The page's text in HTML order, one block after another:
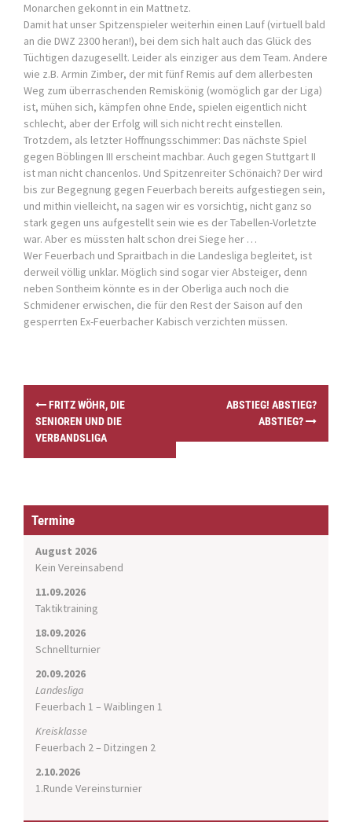
Monarchen gekonnt in ein Mattnetz.
Damit hat unser Spitzenspieler weiterhin einen Lauf (virtuell bald
an die DWZ 2300 heran!), bei dem sich halt auch das Glück des
Tüchtigen dazugesellt. Leider als einziger aus dem Team. Andere
wie z.B. Armin Zimber, der mit fünf Remis auf dem allerbesten
Weg zum überraschenden Remiskönig (womöglich gar der Liga)
ist, mühen sich, kämpfen ohne Ende, spielen eigentlich nicht
schlecht, aber der Erfolg will sich nicht recht einstellen.
Trotzdem, als letzter Hoffnungsschimmer: Das nächste Spiel
gegen Böblingen III erscheint machbar. Auch gegen Stuttgart II
ist man nicht chancenlos. Und Spitzenreiter Schönaich? Der wird
bis zur Begegnung gegen Feuerbach bereits aufgestiegen sein,
und mithin vielleicht, na sagen wir es vorsichtig, nicht ganz so
stark gegen uns aufgestellt sein wie es der Tabellen-Vorletzte
war. Aber es müssten halt schon drei Siege her …
Wer Feuerbach und Spraitbach in die Landesliga begleitet, ist
derweil völlig unklar. Möglich sind sogar vier Absteiger, denn
neben Sontheim könnte es in der Oberliga auch noch die
Schmidener erwischen, die für den Rest der Saison auf den
gesperrten Ex-Feuerbacher Kabisch verzichten müssen.
n
g
FRITZ WÖHR, DIE
SENIOREN UND DIE
VERBANDSLIGA
ABSTIEG! ABSTIEG?
ABSTIEG?
Termine
August 2026
Kein Vereinsabend
11.09.2026
Taktiktraining
18.09.2026
Schnellturnier
20.09.2026
Landesliga
Feuerbach 1 – Waiblingen 1
Kreisklasse
Feuerbach 2 – Ditzingen 2
2.10.2026
1.Runde Vereinsturnier